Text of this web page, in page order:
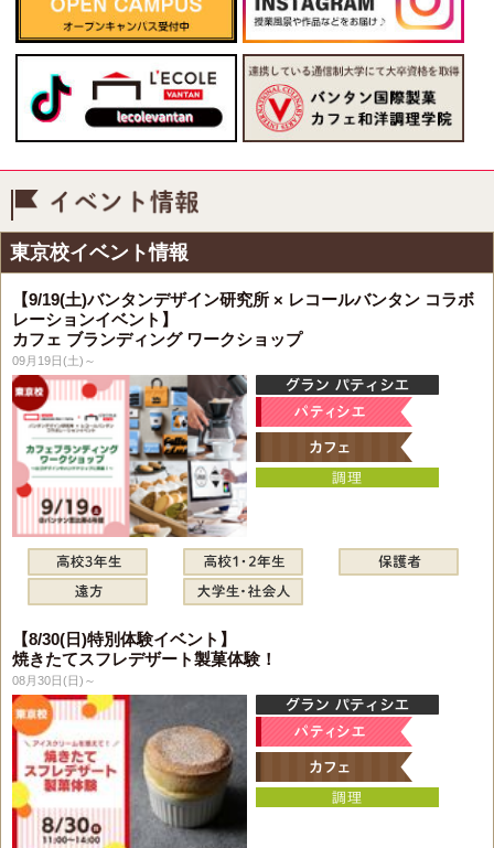
東京校イベント情報
【9/19(土)バンタンデザイン研究所 × レコールバンタン コラボ
レーションイベント】
カフェ ブランディング ワークショップ
09月19日(土)～
【8/30(日)特別体験イベント】
焼きたてスフレデザート製菓体験！
08月30日(日)～